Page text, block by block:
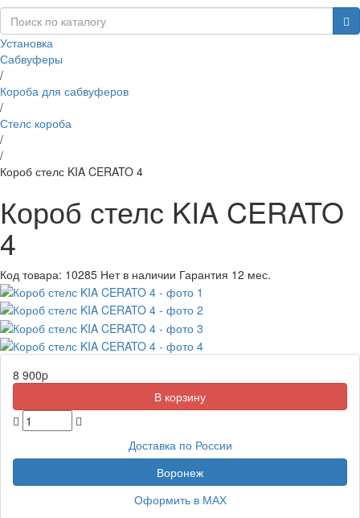
Установка
Сабвуферы
/
Короба для сабвуферов
/
Стелс короба
/
/
Короб стелс KIA CERATO 4
Короб стелс KIA CERATO
4
Код товара: 10285 Нет в наличии Гарантия 12 мес.
8 900p
Доставка по России
Воронеж
Оформить в МАХ